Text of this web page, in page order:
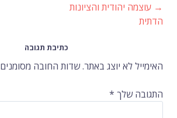
ניווט
ברשומות
→ עוצמה יהודית והציונות
הדתית
כתיבת תגובה
האימייל לא יוצג באתר.שדות החובה מסומנים
התגובה שלך *